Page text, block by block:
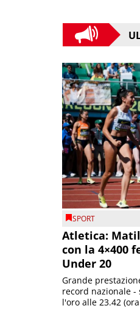
SPORT
Atletica:
con la 4×400
Under 20
Grande
record nazionale
l'oro alle 23.42